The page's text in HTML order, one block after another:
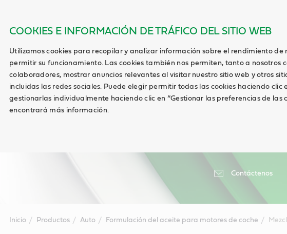
COOKIES E INFORMACIÓN DE TRÁFICO DEL SITIO WEB
Utilizamos cookies para recopilar y analizar información sobre el rendimiento de
permitir su funcionamiento. Las cookies también nos permiten, tanto a nosotros
colaboradores, mostrar anuncios relevantes al visitar nuestro sitio web y otros
incluidas las redes sociales. Puede elegir permitir todas las cookies haciendo clic
gestionarlas individualmente haciendo clic en “Gestionar las preferencias de las
encontrará más información.
Contáctenos
Inicio Productos Auto Formulación del aceite para motores de coche